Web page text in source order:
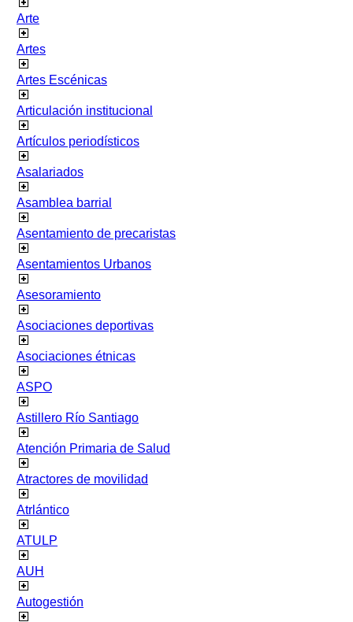
Arte
Artes
Artes Escénicas
Articulación institucional
Artículos periodísticos
Asalariados
Asamblea barrial
Asentamiento de precaristas
Asentamientos Urbanos
Asesoramiento
Asociaciones deportivas
Asociaciones étnicas
ASPO
Astillero Río Santiago
Atención Primaria de Salud
Atractores de movilidad
Atrlántico
ATULP
AUH
Autogestión